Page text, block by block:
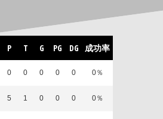
P T G PG DG 成功率
0 0 0 0 0 0％
5 1 0 0 0 0％